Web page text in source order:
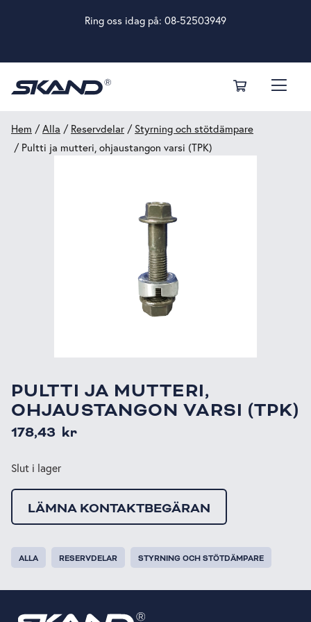
Ring oss idag på: 08-52503949
Hem /Alla / Reservdelar / Styrning och stötdämpare
/ Pultti ja mutteri, ohjaustangon varsi (TPK)
PULTTI JA MUTTERI,
OHJAUSTANGON VARSI (TPK)
178,43 kr
Slut i lager
LÄMNA KONTAKTBEGÄRAN
ALLA RESERVDELAR STYRNING OCH STÖTDÄMPARE